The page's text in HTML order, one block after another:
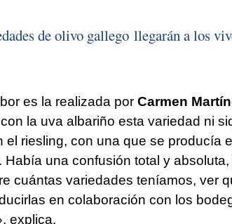
de olivo gallego llegarán a los
es la realizada por Carmen
la uva albariño esta variedad ni
riesling, con una que se producía
una confusión total y absoluta,
cuántas variedades teníamos, ver
en colaboración con los
explica.